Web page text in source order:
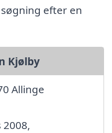
efter en
Kjølby
Allinge